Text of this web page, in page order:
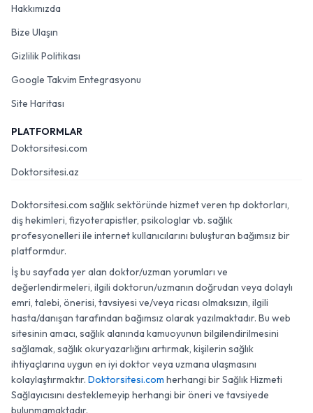
Hakkımızda
Bize Ulaşın
Gizlilik Politikası
Google Takvim Entegrasyonu
Site Haritası
PLATFORMLAR
Doktorsitesi.com
Doktorsitesi.az
Doktorsitesi.com sağlık sektöründe hizmet veren tıp doktorları,
diş hekimleri, fizyoterapistler, psikologlar vb. sağlık
profesyonelleri ile internet kullanıcılarını buluşturan bağımsız bir
platformdur.
İş bu sayfada yer alan doktor/uzman yorumları ve
değerlendirmeleri, ilgili doktorun/uzmanın doğrudan veya dolaylı
emri, talebi, önerisi, tavsiyesi ve/veya ricası olmaksızın, ilgili
hasta/danışan tarafından bağımsız olarak yazılmaktadır. Bu web
sitesinin amacı, sağlık alanında kamuoyunun bilgilendirilmesini
sağlamak, sağlık okuryazarlığını artırmak, kişilerin sağlık
ihtiyaçlarına uygun en iyi doktor veya uzmana ulaşmasını
kolaylaştırmaktır. Doktorsitesi.com herhangi bir Sağlık Hizmeti
Sağlayıcısını desteklemeyip herhangi bir öneri ve tavsiyede
bulunmamaktadır.